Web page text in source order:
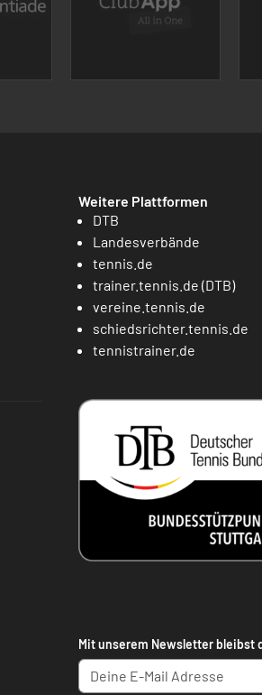
Weitere Plattformen
DTB
Landesverbände
tennis.de
trainer.tennis.de (DTB)
vereine.tennis.de
schiedsrichter.tennis.de
tennistrainer.de
Mit unserem Newsletter bleibst